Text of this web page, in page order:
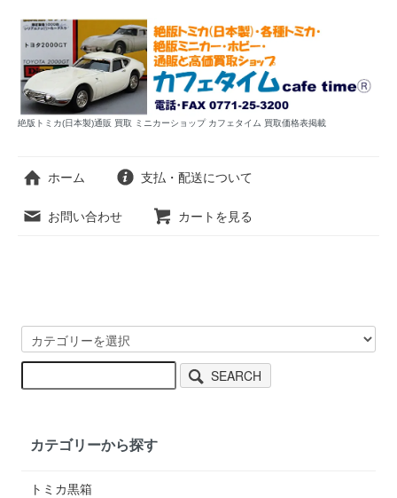
絶版トミカ(日本製)通販 買取 ミニカーショップ カフェタイム 買取価格表掲載
ホーム 支払・配送について
お問い合わせ カートを見る
SEARCH
カテゴリーから探す
トミカ黒箱